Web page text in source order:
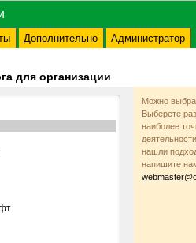
Дополнительно Администратор
для организации
Можно
Выберете
наиболее
нашли
напишите